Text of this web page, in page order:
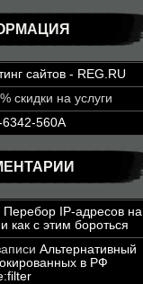
сайтов - REG.RU
скидки на услуги
560A
Перебор IP-адресов на
как с этим бороться
Альтернативный
в РФ